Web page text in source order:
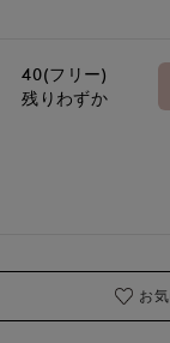
40(フリー)
残りわずか
お